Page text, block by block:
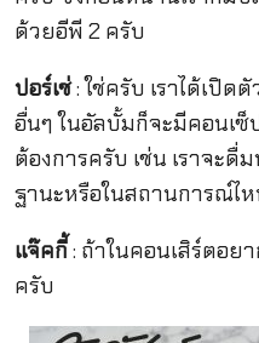
ด้วยอีพี 2 ครับ
ปอร์เช่: ใช่ครับ เราได้เปิด
อื่นๆ ในอัลบั้มก็จะมีคอนเ
ต้องการครับ เช่น เราจะดื่
ฐานะหรือในสถานการณ์ไ
แจ๊คกี้: ถ้าในคอนเสิร์ตอย
ครับ